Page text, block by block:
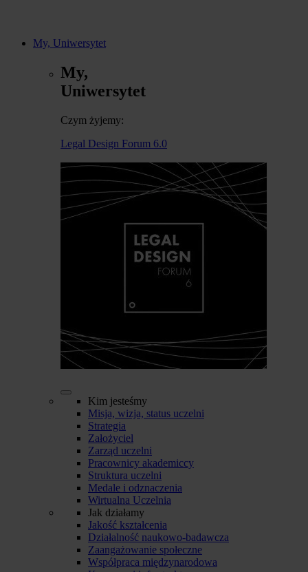
My, Uniwersytet
My,
Uniwersytet
Czym żyjemy:
Legal Design Forum 6.0
Kim jesteśmy
Misja, wizja, status uczelni
Strategia
Założyciel
Zarząd uczelni
Pracownicy akademiccy
Struktura uczelni
Medale i odznaczenia
Wirtualna Uczelnia
Jak działamy
Jakość kształcenia
Działalność naukowo-badawcza
Zaangażowanie społeczne
Współpraca międzynarodowa